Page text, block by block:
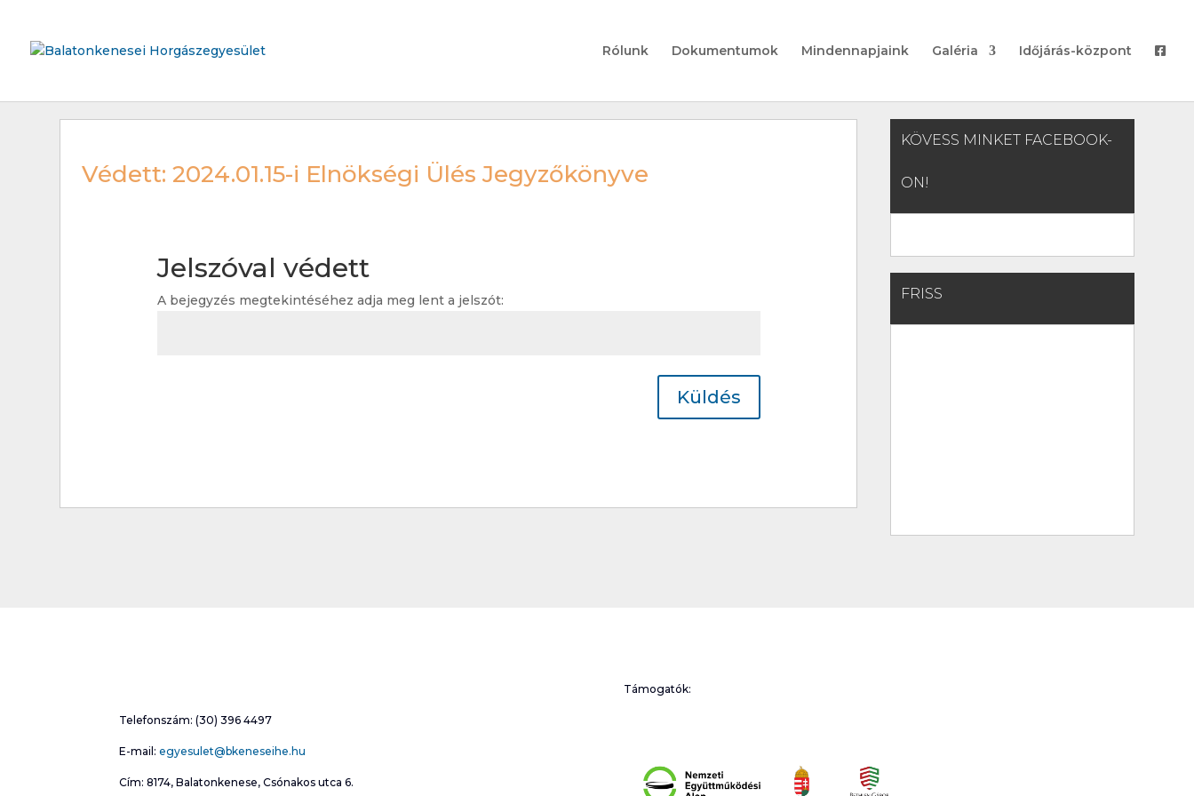
Rólunk Dokumentumok Mindennapjaink Galéria Időjárás-központ
Védett: 2024.01.15-i Elnökségi Ülés Jegyzőkönyve
Jelszóval védett
A bejegyzés megtekintéséhez adja meg lent a jelszót:
Küldés
KÖVESS MINKET FACEBOOK-
ON!
FRISS
Telefonszám: (30) 396 4497
E-mail:egyesulet@bkeneseihe.hu
Cím: 8174, Balatonkenese, Csónakos utca 6.
Támogatók: